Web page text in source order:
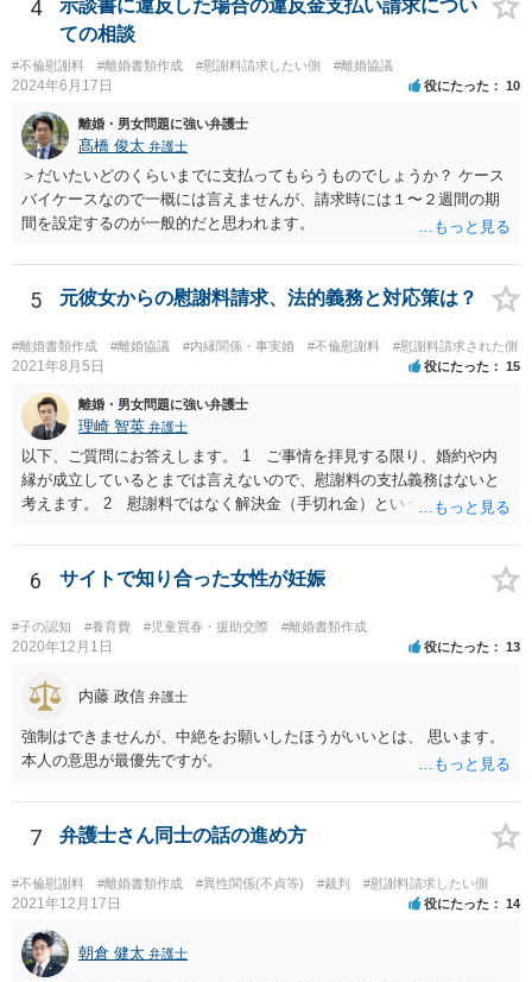
4
示談書に違反した場合の違反金支払い請求につい
ての相談
#不倫慰謝料 #離婚書類作成 #慰謝料請求したい側 #離婚協議
2024年6月17日 役にたった 10
離婚・男女問題に強い弁護士
髙橋 俊太 弁護士
＞だいたいどのくらいまでに支払ってもらうものでしょうか？ ケース
バイケースなので一概には言えませんが、請求時には１〜２週間の期
間を設定するのが一般的だと思われます。
5 元彼女からの慰謝料請求、法的義務と対応策は？
#離婚書類作成 #離婚協議 #内縁関係・事実婚 #不倫慰謝料 #慰謝料請求された側
2021年8月5日 役にたった 15
離婚・男女問題に強い弁護士
理崎 智英 弁護士
以下、ご質問にお答えします。 1 ご事情を拝見する限り、婚約や内
縁が成立しているとまでは言えないので、慰謝料の支払義務はないと
考えます。 2 慰謝料ではなく解決金（手切れ金）という名目で数十
うに合意書を取り交わす必要はあると思います。 4 合意書を取り交
わし、その中で精算条項（一切の債権債務のないことを確認する）を
6 サイトで知り合った女性が妊娠
#子の認知 #養育費 #児童買春・援助交際 #離婚書類作成
2020年12月1日 役にたった 13
内藤 政信 弁護士
強制はできませんが、中絶をお願いしたほうがいいとは、 思います。
本人の意思が最優先ですが。
7 弁護士さん同士の話の進め方
#不倫慰謝料 #離婚書類作成 #異性関係(不貞等) #裁判 #慰謝料請求したい側
2021年12月17日 役にたった 14
朝倉 健太 弁護士